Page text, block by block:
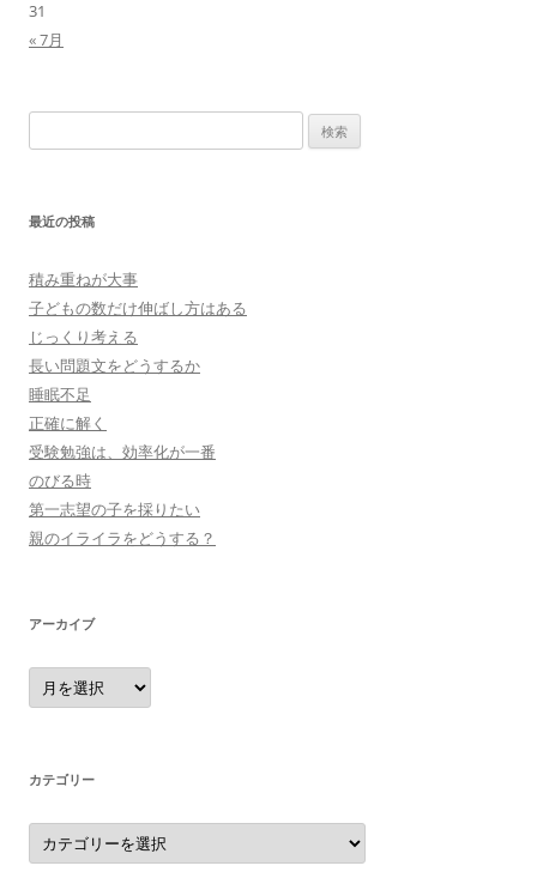
31
« 7月
索:
最近の投稿
積み重ねが大事
子どもの数だけ伸ばし方はある
じっくり考える
長い問題文をどうするか
睡眠不足
正確に解く
受験勉強は、効率化が一番
のびる時
第一志望の子を採りたい
親のイライラをどうする？
アーカイブ
ア
ー
カ
カテゴリー
カ
テ
ゴ